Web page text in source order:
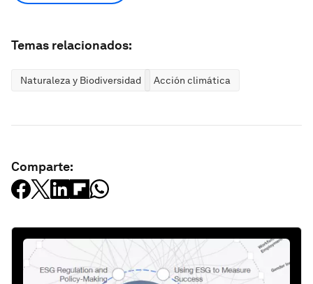
Temas relacionados:
Naturaleza y Biodiversidad Acción climática
Comparte: